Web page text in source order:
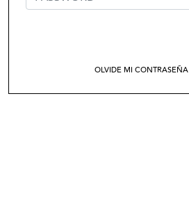
OLVIDE MI CONTRASEÑA